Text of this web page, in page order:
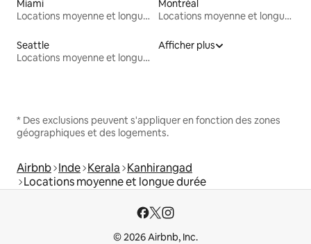
Miami
Locations moyenne et longue durée
Montréal
Locations moyenne et longue durée
Seattle
Locations moyenne et longue durée
Afficher plus
* Des exclusions peuvent s'appliquer en fonction des zones
géographiques et des logements.
Airbnb Inde Kerala Kanhirangad
Locations moyenne et longue durée
© 2026 Airbnb, Inc.